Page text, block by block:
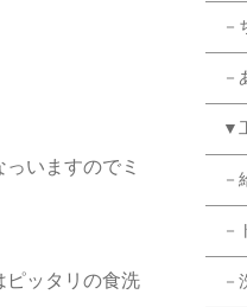
いますのでミ
ピッタリの食洗
－
－
▼
－
－
－